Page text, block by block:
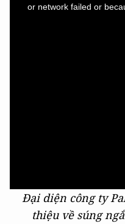
or network failed or
Đại diện công ty
thiệu về súng